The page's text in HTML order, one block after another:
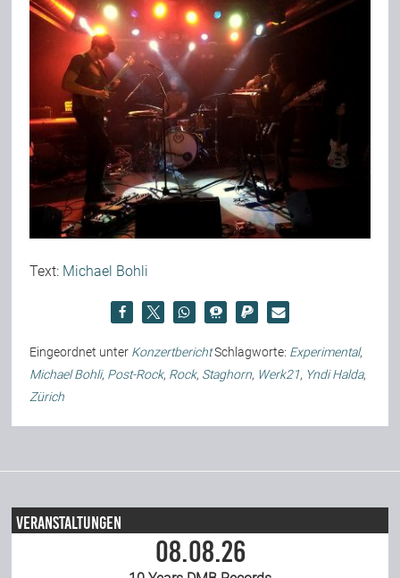
Text: Michael Bohli
Eingeordnet unter KonzertberichtSchlagworte: Experimental,
Michael Bohli, Post-Rock, Rock, Staghorn, Werk21, Yndi Halda,
Zürich
Veranstaltungen
08.08.26